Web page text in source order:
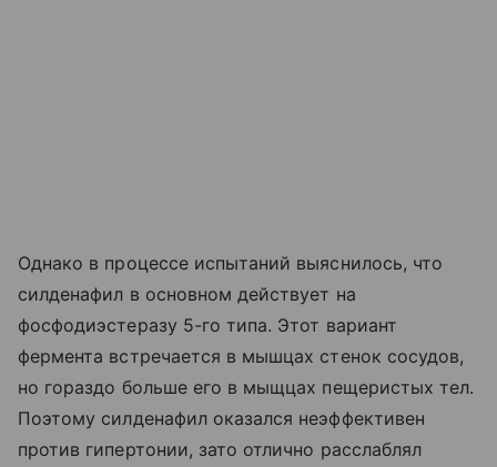
Однако в процессе испытаний выяснилось, что
силденафил в основном действует на
фосфодиэстеразу 5-го типа. Этот вариант
фермента встречается в мышцах стенок сосудов,
но гораздо больше его в мыщцах пещеристых тел.
Поэтому силденафил оказался неэффективен
против гипертонии, зато отлично расслаблял